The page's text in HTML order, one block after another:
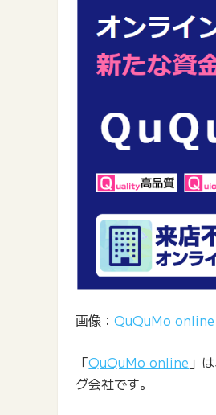
画像：QuQuMo online
「QuQuMo online 」
グ会社です。